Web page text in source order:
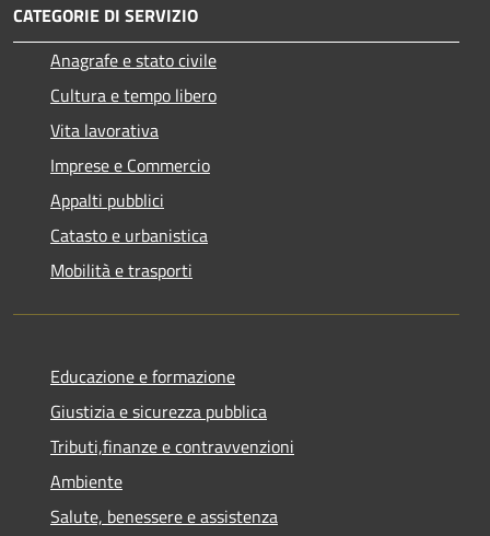
CATEGORIE DI SERVIZIO
Anagrafe e stato civile
Cultura e tempo libero
Vita lavorativa
Imprese e Commercio
Appalti pubblici
Catasto e urbanistica
Mobilità e trasporti
Educazione e formazione
Giustizia e sicurezza pubblica
Tributi,finanze e contravvenzioni
Ambiente
Salute, benessere e assistenza